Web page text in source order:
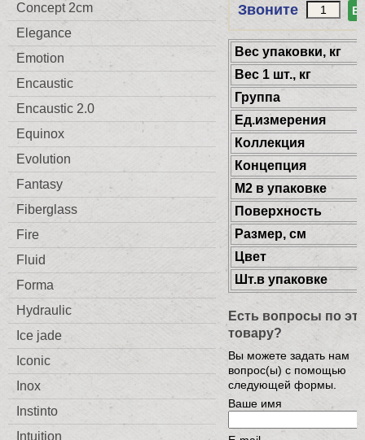
Concept 2cm
Elegance
Emotion
Encaustic
Encaustic 2.0
Equinox
Evolution
Fantasy
Fiberglass
Fire
Fluid
Forma
Hydraulic
Ice jade
Iconic
Inox
Instinto
Intuition
Звоните В
Веc упаковки, кг
Вес 1 шт., кг
Группа
Ед.измерения
Коллекция
Концепция
М2 в упаковке
Поверхность
Размер, см
Цвет
Шт.в упаковке
Есть вопросы по
товару?
Вы можете задать нам
вопрос(ы) с помощью
следующей формы.
Ваше имя